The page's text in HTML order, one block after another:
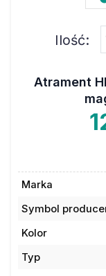
Ilość:
Atrament
Marka
Symbol
Kolor
Typ